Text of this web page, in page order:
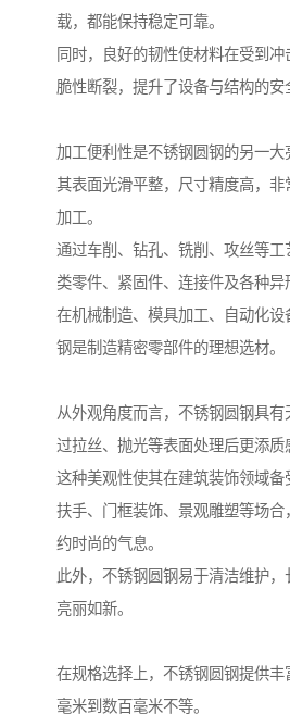
载，都能保持稳定可靠。
同时，良好的韧性使材料在受到
脆性断裂，提升了设备与结构的安
加工便利性是不锈钢圆钢的另一大
其表面光滑平整，尺寸精度高，
加工。
通过车削、钻孔、铣削、攻丝等
类零件、紧固件、连接件及各种异
在机械制造、模具加工、自动化设
钢是制造精密零部件的理想选材。
从外观角度而言，不锈钢圆钢具
过拉丝、抛光等表面处理后更添质
这种美观性使其在建筑装饰领域
扶手、门框装饰、景观雕塑等场
约时尚的气息。
此外，不锈钢圆钢易于清洁维护
亮丽如新。
在规格选择上，不锈钢圆钢提供
毫米到数百毫米不等。